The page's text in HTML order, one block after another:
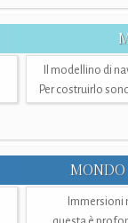
Il modellino di
Per costruirlo
MONDO
Immersioni